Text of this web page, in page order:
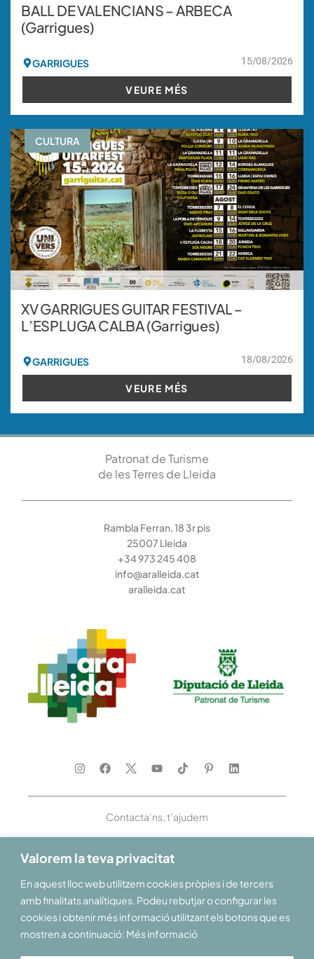
Valorem la teva privacitat
En aquest lloc web utilitzem cookies pròpies i de tercers
amb finalitats analítiques. Podeu rebutjar o configurar les
cookies i obtenir més informació utilitzant els botons que es
mostren a continuació: Més informació
BALL DE VALENCIANS – ARBECA
(Garrigues)
GARRIGUES 15/08/2026
VEURE MÉS
CULTURA
XV GARRIGUES GUITAR FESTIVAL –
L’ESPLUGA CALBA (Garrigues)
GARRIGUES 18/08/2026
VEURE MÉS
Patronat de Turisme
de les Terres de Lleida
Rambla Ferran, 18 3r pis
25007 Lleida
+34 973 245 408
info@aralleida.cat
aralleida.cat
Contacta’ns, t’ajudem
Et donem la benvinguda al Pirineu i les Terres de Lleida